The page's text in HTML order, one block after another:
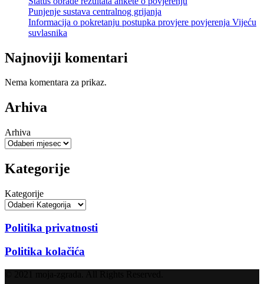
Punjenje sustava centralnog grijanja
Informacija o pokretanju postupka provjere povjerenja Vijeću
suvlasnika
Najnoviji komentari
Nema komentara za prikaz.
Arhiva
Arhiva
Kategorije
Kategorije
Politika privatnosti
Politika kolačića